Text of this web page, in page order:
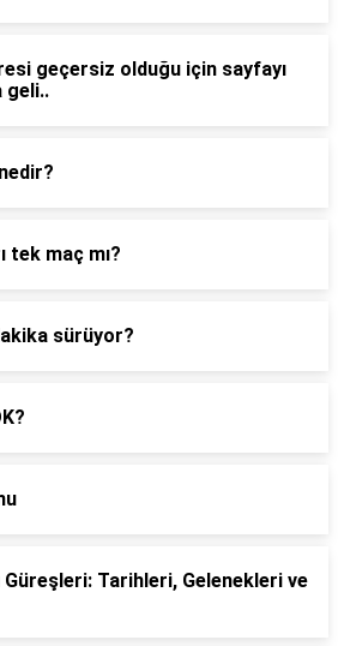
geçersiz olduğu için sayfayı
geli..
tek maç mı?
sürüyor?
Tarihleri, Gelenekleri ve